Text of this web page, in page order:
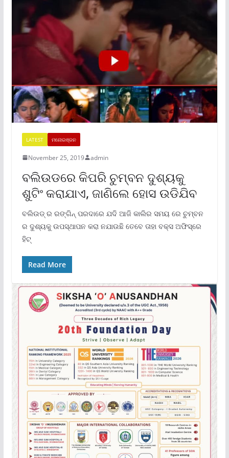
LATEST ମନୋରଞ୍ଜନ
November 25, 2019 admin
ବଲିଉଡରେ କିପରି ଚୁମ୍ବନ ଦୁଶ୍ୟକୁ
ଶୁଟିଂ କରାଯାଏ, ଜାଣିଲେ ହୋସ ଉଡିଯିବ
ବଲିଉଡ୍ ର ରଙ୍ଗିନ୍ ପରଦାରେ ଯଦି ଆଜି କାଲିର ସମୟ ରେ ଚୁମ୍ବନ
ର ଦୁଶ୍ୟକୁ ଉପସ୍ଥାପନ କରା ନଯାଉଛି ତେବେ ତାହା ବକ୍ସ ଅଫିସ୍ରେ
ହିଟ୍
Read More